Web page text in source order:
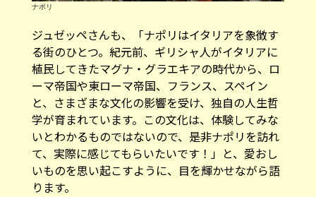
ナポリ
ジュゼッペさんも、「ナポリはイタリアを象徴す
る街のひとつ。紀元前、ギリシャ人がイタリアに
植民してきたマグナ・グラエキアの時代から、ロ
ーマ帝国や東ローマ帝国、フランス、スペイン
と、さまざまな文化の影響を受け、独自の人生哲
学が育まれています。この文化は、体験してみな
いとわかるものではないので、是非ナポリを訪れ
て、実際に感じてもらいたいです！」と、愛おし
いものを思い起こすように、目を輝かせながら語
ります。